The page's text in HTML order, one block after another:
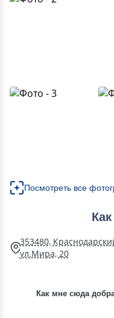
Посмотреть все
353480,
ул.Мира, 20
Как мне сюда